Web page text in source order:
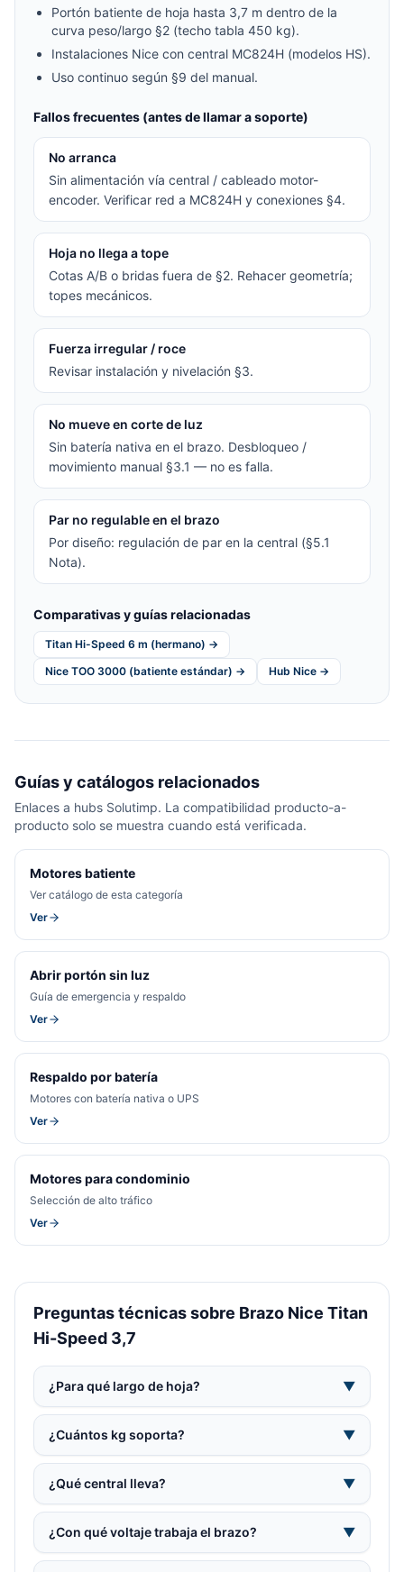
Portón batiente de hoja hasta 3,7 m dentro de la
curva peso/largo §2 (techo tabla 450 kg).
Instalaciones Nice con central MC824H (modelos HS).
Uso continuo según §9 del manual.
Fallos frecuentes (antes de llamar a soporte)
No arranca
Sin alimentación vía central / cableado motor-
encoder. Verificar red a MC824H y conexiones §4.
Hoja no llega a tope
Cotas A/B o bridas fuera de §2. Rehacer geometría;
topes mecánicos.
Fuerza irregular / roce
Revisar instalación y nivelación §3.
No mueve en corte de luz
Sin batería nativa en el brazo. Desbloqueo /
movimiento manual §3.1 — no es falla.
Par no regulable en el brazo
Por diseño: regulación de par en la central (§5.1
Nota).
Comparativas y guías relacionadas
Titan Hi-Speed 6 m (hermano) →
Nice TOO 3000 (batiente estándar) →
Hub Nice →
Guías y catálogos relacionados
Enlaces a hubs Solutimp. La compatibilidad producto-a-
producto solo se muestra cuando está verificada.
Motores batiente
Ver catálogo de esta categoría
Ver
Abrir portón sin luz
Guía de emergencia y respaldo
Ver
Respaldo por batería
Motores con batería nativa o UPS
Ver
Motores para condominio
Selección de alto tráfico
Ver
Preguntas técnicas sobre Brazo Nice Titan
Hi-Speed 3,7
¿Para qué largo de hoja? ▼
¿Cuántos kg soporta? ▼
¿Qué central lleva? ▼
¿Con qué voltaje trabaja el brazo? ▼